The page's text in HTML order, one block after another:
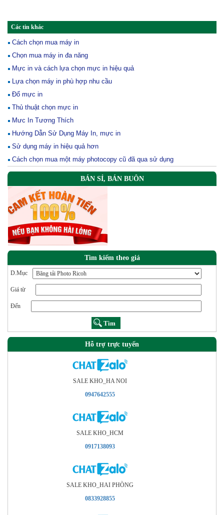
Các tin khác
Cách chọn mua máy in
Chọn mua máy in đa năng
Mực in và cách lựa chọn mực in hiệu quả
Lựa chọn máy in phù hợp nhu cầu
Đổ mực in
Thủ thuật chọn mực in
Mưc In Tương Thích
Hướng Dẫn Sử Dụng Máy In, mực in
Sử dụng máy in hiệu quả hơn
Cách chọn mua một máy photocopy cũ đã qua sử dụng
BÁN SỈ, BÁN BUÔN
Tìm kiếm theo giá
D.Mục
Giá từ
Đến
Hỗ trợ trực tuyến
SALE KHO_HA NOI
0947642555
SALE KHO_HCM
0917138093
SALE KHO_HAI PHÒNG
0833928855